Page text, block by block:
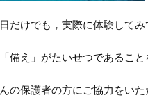
だけでも，実際に体験して
備え」がたいせつであること
の保護者の方にご協力をいた